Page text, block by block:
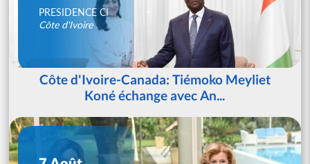
PRESIDENCE CI
Côte d'Ivoire
Côte d'Ivoire-Canada: Tiémoko Meyliet
Koné échange avec An...